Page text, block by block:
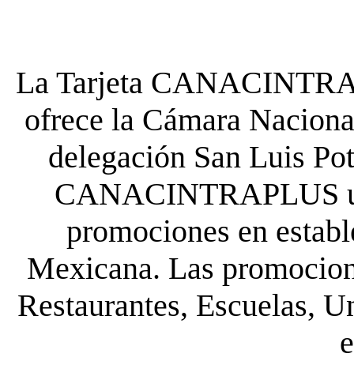
La Tarjeta
ofrece la Cámara
delegación San Luis
CANACINTRAPLUS
promociones en
Mexicana. Las
Restaurantes, Escuelas,